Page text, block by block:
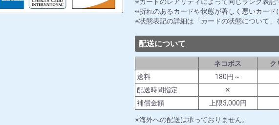
折れのあるカードや状態が著しく悪いカード
状態表記の詳細は「カードの状態について」
配送について
ネコポス ク
送料
180円～
配送時間指定
✕
補償金額
上限3,000円
海外への配送は承っておりません。